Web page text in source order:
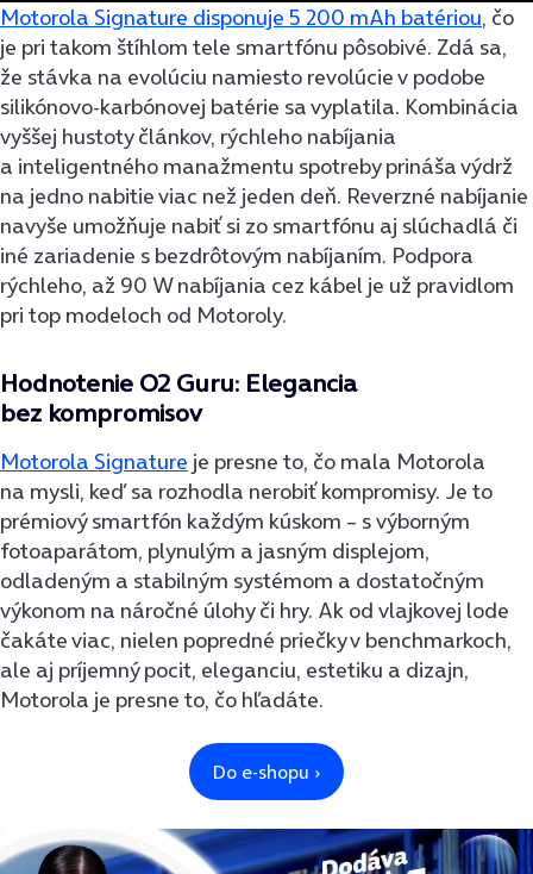
Motorola Signature disponuje 5 200 mAh batériou, čo
je pri takom štíhlom tele smartfónu pôsobivé. Zdá sa,
že stávka na evolúciu namiesto revolúcie v podobe
silikónovo-karbónovej batérie sa vyplatila. Kombinácia
vyššej hustoty článkov, rýchleho nabíjania
a inteligentného manažmentu spotreby prináša výdrž
na jedno nabitie viac než jeden deň. Reverzné nabíjanie
navyše umožňuje nabiť si zo smartfónu aj slúchadlá či
iné zariadenie s bezdrôtovým nabíjaním. Podpora
rýchleho, až 90 W nabíjania cez kábel je už pravidlom
pri top modeloch od Motoroly.
Hodnotenie O2 Guru: Elegancia
bez kompromisov
Motorola Signature je presne to, čo mala Motorola
na mysli, keď sa rozhodla nerobiť kompromisy. Je to
prémiový smartfón každým kúskom – s výborným
fotoaparátom, plynulým a jasným displejom,
odladeným a stabilným systémom a dostatočným
výkonom na náročné úlohy či hry. Ak od vlajkovej lode
čakáte viac, nielen popredné priečky v benchmarkoch,
ale aj príjemný pocit, eleganciu, estetiku a dizajn,
Motorola je presne to, čo hľadáte.